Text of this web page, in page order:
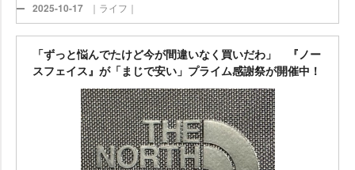
2025-10-17 ｜ライフ｜
「ずっと悩んでたけど今が間違いなく買いだわ」 『ノー
スフェイス』が「まじで安い」プライム感謝祭が開催中！